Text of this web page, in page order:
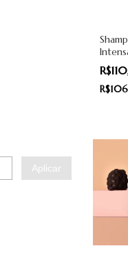
Aplicar
Ana